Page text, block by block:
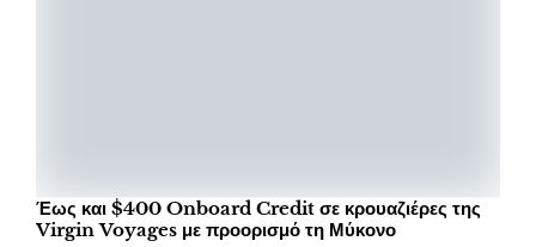
Έως και $400 Onboard Credit σε κρουαζιέρες της
Virgin Voyages με προορισμό τη Μύκονο